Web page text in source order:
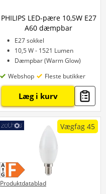
PHILIPS LED-pære 10,5W E27
A60 dæmpbar
E27 sokkel
10,5 W - 1521 Lumen
Dæmpbar (Warm Glow)
Webshop Fleste butikker
Læg i kurv
Vægfag 45
Produktdatablad